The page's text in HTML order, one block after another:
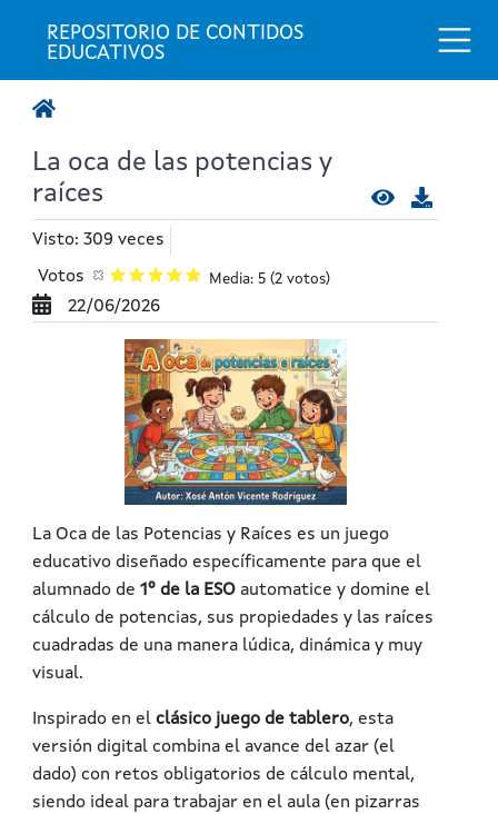
REPOSITORIO DE CONTIDOS
EDUCATIVOS
La oca de las potencias y
raíces
Visto: 309 veces
Votos Media: 5 (2 votos)
22/06/2026
La Oca de las Potencias y Raíces es un juego
educativo diseñado específicamente para que el
alumnado de 1º de la ESO automatice y domine el
cálculo de potencias, sus propiedades y las raíces
cuadradas de una manera lúdica, dinámica y muy
visual.
Inspirado en el clásico juego de tablero, esta
versión digital combina el avance del azar (el
dado) con retos obligatorios de cálculo mental,
siendo ideal para trabajar en el aula (en pizarras